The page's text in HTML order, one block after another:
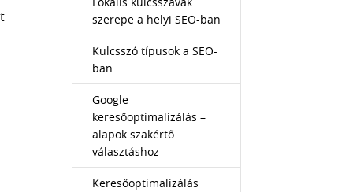
szerepe a helyi SEO-ban
Kulcsszó típusok a SEO-
ban
Google
keresőoptimalizálás –
alapok szakértő
választáshoz
Keresőoptimalizálás